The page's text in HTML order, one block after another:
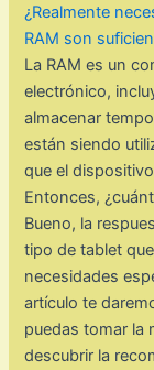
¿Realmente
RAM son
La RAM es un
electrónico,
almacenar
están siendo
que el
Entonces,
Bueno, la
tipo de tablet
necesidades
artículo te
puedas tomar la
descubrir la